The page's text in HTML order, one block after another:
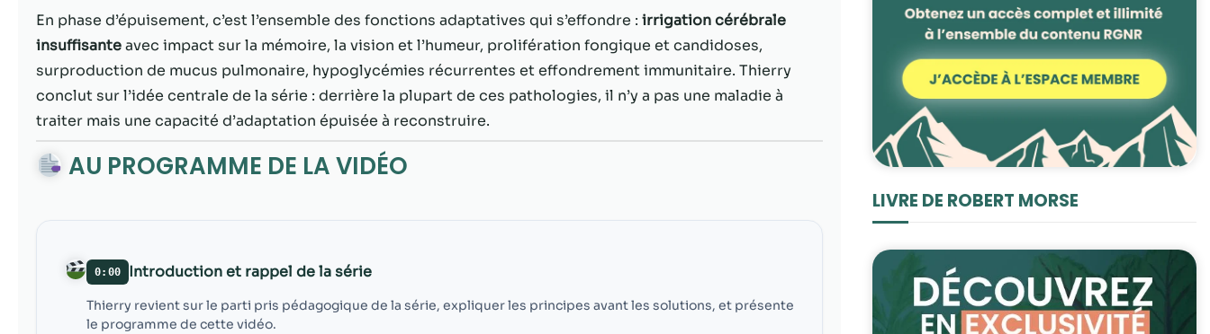
En phase d’épuisement, c’est l’ensemble des fonctions adaptatives qui s’effondre : irrigation cérébrale
insuffisanteavec impact sur la mémoire, la vision et l’humeur, prolifération fongique et candidoses,
surproduction de mucus pulmonaire, hypoglycémies récurrentes et effondrement immunitaire. Thierry
conclut sur l’idée centrale de la série : derrière la plupart de ces pathologies, il n’y a pas une maladie à
traiter mais une capacité d’adaptation épuisée à reconstruire.
AU PROGRAMME DE LA VIDÉO
0:00 Introduction et rappel de la série
Thierry revient sur le parti pris pédagogique de la série, expliquer les principes avant les solutions, et présente
le programme de cette vidéo.
LIVRE DE ROBERT MORSE
fonctionnalités
disparaîtront
du site Web.
Marketing
voir du